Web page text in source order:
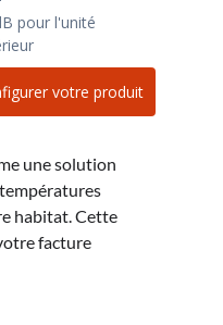
pour l'unité
votre produit
une solution
habitat. Cette
facture